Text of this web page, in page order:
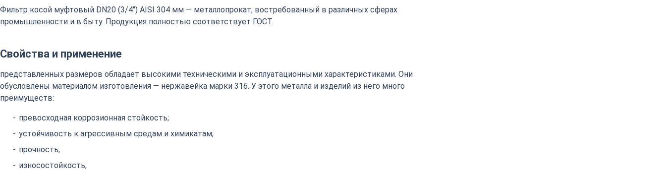
Фильтр косой муфтовый DN20 (3/4") AISI 304 мм — металлопрокат, востребованный в различных сферах
промышленности и в быту. Продукция полностью соответствует ГОСТ.
Свойства и применение
представленных размеров обладает высокими техническими и эксплуатационными характеристиками. Они
обусловлены материалом изготовления — нержавейка марки 316. У этого металла и изделий из него много
преимуществ:
превосходная коррозионная стойкость;
устойчивость к агрессивным средам и химикатам;
прочность;
износостойкость;